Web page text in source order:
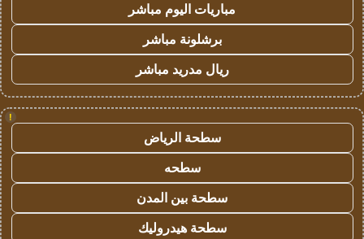
مباريات اليوم مباشر
برشلونة مباشر
ريال مدريد مباشر
!
سطحة الرياض
سطحه
سطحة بين المدن
سطحة هيدروليك